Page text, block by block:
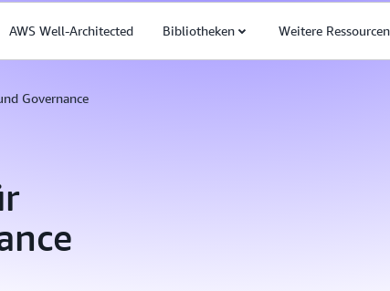
AWS Well-Architected Bibliotheken Weitere Ressourcen
Governance